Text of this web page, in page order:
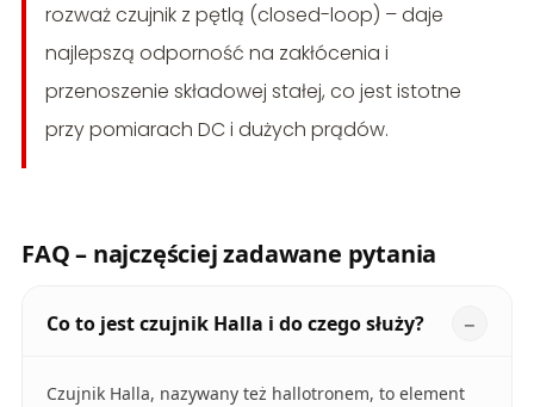
rozważ czujnik z pętlą (closed-loop) – daje
najlepszą odporność na zakłócenia i
przenoszenie składowej stałej, co jest istotne
przy pomiarach DC i dużych prądów.
FAQ – najczęściej zadawane pytania
Co to jest czujnik Halla i do czego służy?
Czujnik Halla, nazywany też hallotronem, to element